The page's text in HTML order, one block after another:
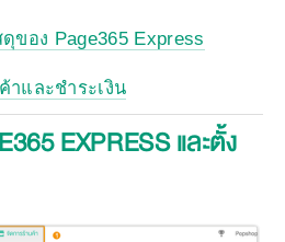
ของ Page365 Express
และชำระเงิน
EXPRESS และตั้ง